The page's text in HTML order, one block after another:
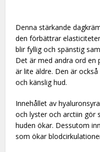
Denna stärkande
den förbättrar
blir fyllig och spänstig
Det är med andra ord en
är lite äldre. Den är
och känslig hud.
Innehållet av
och lyster och arctiin gör
huden ökar. Dessutom
som ökar